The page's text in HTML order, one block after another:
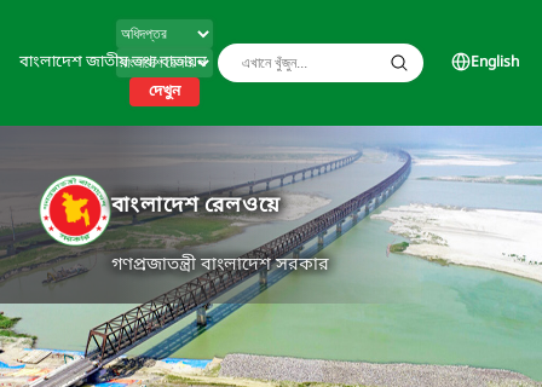
বাংলাদেশ জাতীয় তথ্য বাতায়ন
দেখুন
English
বাংলাদেশ রেলওয়ে
গণপ্রজাতন্ত্রী বাংলাদেশ সরকার